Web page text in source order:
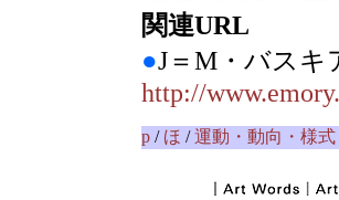
関連URL
●J＝M・バス
http://
p/ ほ /運動・動向・様式